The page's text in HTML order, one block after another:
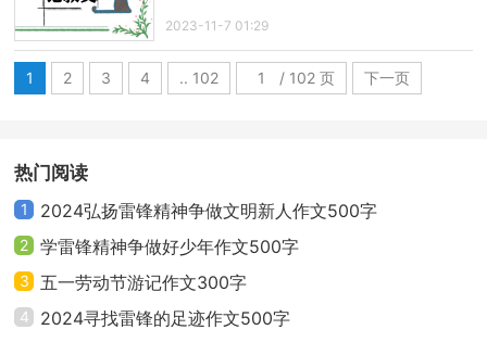
2023-11-7 01:29
1 2 3 4 .. 102 / 102 页 下一页
热门阅读
1 2024弘扬雷锋精神争做文明新人作文500字
2 学雷锋精神争做好少年作文500字
3 五一劳动节游记作文300字
4 2024寻找雷锋的足迹作文500字